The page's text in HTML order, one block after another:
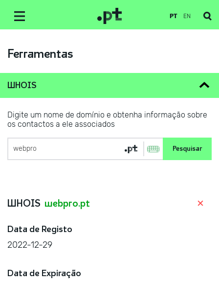
PT EN
Ferramentas
WHOIS
Digite um nome de domínio e obtenha informação sobre
os contactos a ele associados
WHOIS webpro.pt
Data de Registo
2022-12-29
Data de Expiração